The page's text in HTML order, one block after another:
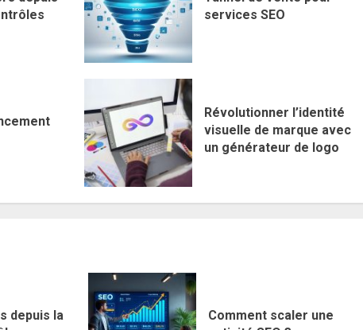
services SEO
Révolutionner l’identité
visuelle de marque avec
un générateur de logo
depuis la
Comment scaler une